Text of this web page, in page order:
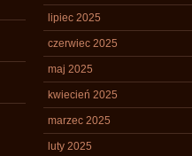
lipiec 2025
czerwiec 2025
maj 2025
kwiecień 2025
marzec 2025
luty 2025